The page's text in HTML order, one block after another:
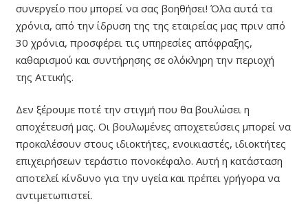
συνεργείο που μπορεί να σας βοηθήσει! Όλα αυτά τα
χρόνια, από την ίδρυση της της εταιρείας μας πριν από
30 χρόνια, προσφέρει τις υπηρεσίες απόφραξης,
καθαρισμού και συντήρησης σε ολόκληρη την περιοχή
της Αττικής.
Δεν ξέρουμε ποτέ την στιγμή που θα βουλώσει η
αποχέτευσή μας. Οι βουλωμένες αποχετεύσεις μπορεί να
προκαλέσουν στους ιδιοκτήτες, ενοικιαστές, ιδιοκτήτες
επιχειρήσεων τεράστιο πονοκέφαλο. Αυτή η κατάσταση
αποτελεί κίνδυνο για την υγεία και πρέπει γρήγορα να
αντιμετωπιστεί.